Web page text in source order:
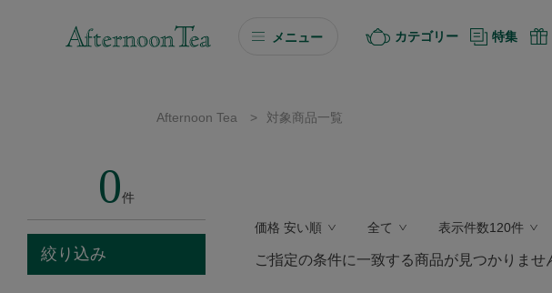
メニュー
ソーシャルギフト
カタログギフト
カテゴリー 特集
Afternoon Tea > 対象商品一覧
0件
絞り込み
価格 安い順 全て 表示件数120件
ご指定の条件に一致する商品が見つかりませ